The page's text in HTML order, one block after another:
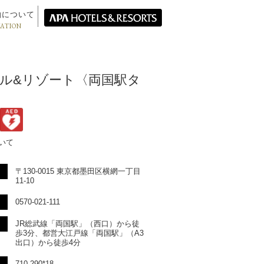
ついて
&リゾート〈両国駅タ
て
〒130-0015 東京都墨田区横網一丁目
11-10
0570-021-111
JR総武線「両国駅」（西口）から徒
歩3分、都営大江戸線「両国駅」（A3
出口）から徒歩4分